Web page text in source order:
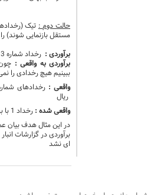
حالت دوم :تیک
مستقل بازنمایی شوند)
برآوردی : رخداد شماره 3 با بهای 1800 ریال را می آورد
برآوردی به واقعی :
ببینیم هیچ رخدادی را
واقعی :
واقعی شده : رخداد 1 با بهای 1400 ریال
در این مثال هدف بیان
برآوردی در گزارشات
ای نشد